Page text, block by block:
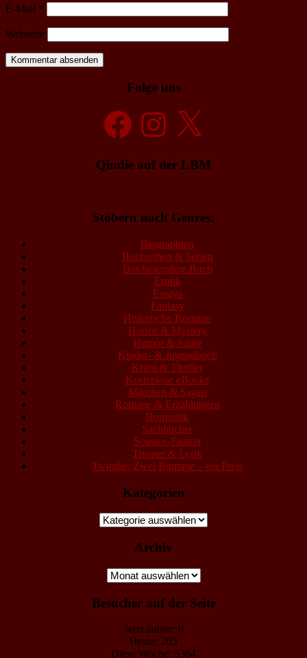
E-Mail *
Webseite
Folge uns
FacebookInstagramX
Qindie auf der LBM
Stöbern nach Genres:
Biographien
Buchreihen & Serien
Das besondere Buch
Erotik
Essays
Fantasy
Historische Romane
Horror & Mystery
Humor & Satire
Kinder- & Jugendbuch
Krimi & Thriller
Kostenlose eBooks
Märchen & Sagen
Romane & Erzählungen
Romantik
Sachbücher
Science-Fiction
Theater & Lyrik
Twindie: Zwei Romane – ein Preis
Kategorien
Kategorien
Archiv
Archiv
Besucher auf der Seite
Jetzt online: 0
Heute: 205
Diese Woche: 5364